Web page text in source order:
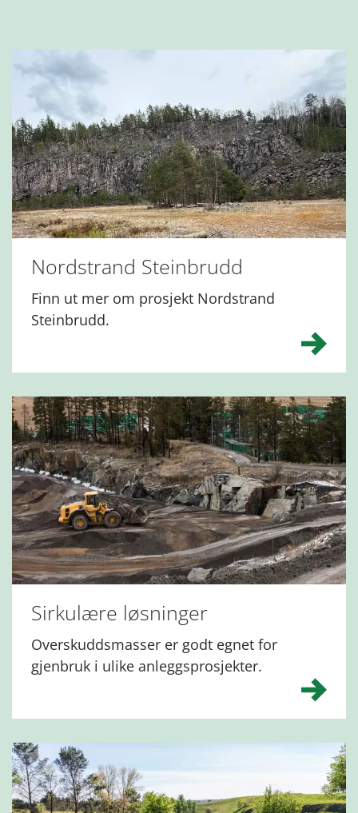
Nordstrand Steinbrudd
Finn ut mer om prosjekt Nordstrand
Steinbrudd.
Sirkulære løsninger
Overskuddsmasser er godt egnet for
gjenbruk i ulike anleggsprosjekter.